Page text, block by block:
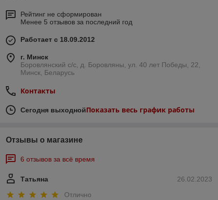
Рейтинг не сформирован
Менее 5 отзывов за последний год
Работает с 18.09.2012
г. Минск
Боровлянский с/с, д. Боровляны, ул. 40 лет Победы, 22,
Минск, Беларусь
Контакты
Сегодня выходнойПоказать весь график работы
Отзывы о магазине
6 отзывов за всё время
26.02.2023
Татьяна
Отлично